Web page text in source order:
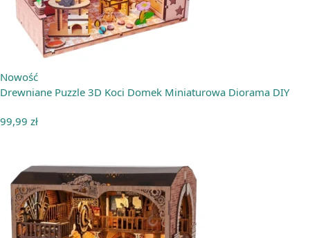
Nowość
Drewniane Puzzle 3D Koci Domek Miniaturowa Diorama DIY
99,99 zł